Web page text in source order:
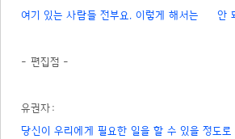
여기 있는 사람들 전부요. 이렇게 해서는
안
- 편집점 -
유권자:
당신이 우리에게 필요한 일을 할 수 있을 정도